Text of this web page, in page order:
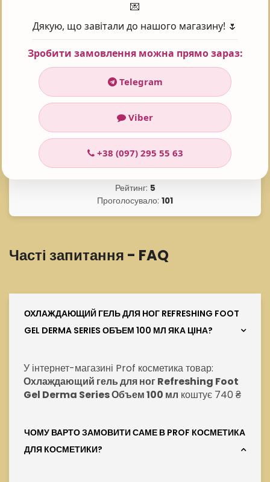
місцеву анестезуючу і антисептичну дію, нормалізує
вироблення шкірного жиру і сприяє звуженню пор. Ментол
активізує циркуляцію лімфи і виведенню зайвої застійної
Поставте оцінку 😍
Рейтинг: 5
Проголосувало: 101
Часті запитання - FAQ
ОХЛАЖДАЮЩИЙ ГЕЛЬ ДЛЯ НОГ REFRESHING FOOT
GEL DERMA SERIES ОБЪЕМ 100 МЛ ЯКА ЦІНА?
У інтернет-магазині Prof косметика товар:
Охлаждающий гель для ног Refreshing Foot
Gel Derma Series Объем 100 мл коштує 740 ₴
ЧОМУ ВАРТО ЗАМОВИТИ САМЕ В PROF КОСМЕТИКА
ДЛЯ КОСМЕТИКИ?
💌
Дякую, що завітали до нашого магазину! 🌷
Зробити замовлення можна прямо зараз:
Telegram
Viber
+38 (097) 295 55 63